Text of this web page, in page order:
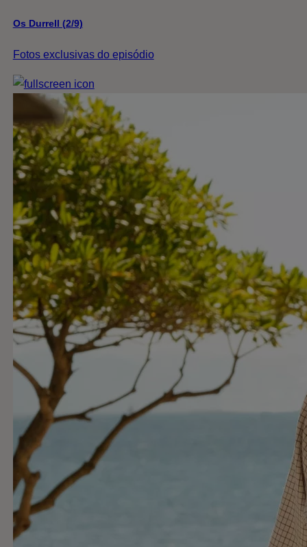
Os Durrell (2/9)
Fotos exclusivas do episódio